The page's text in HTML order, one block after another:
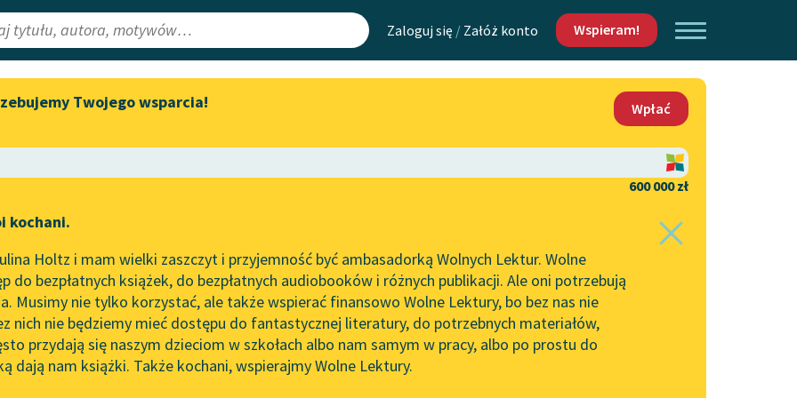
Zaloguj się / Załóż konto Wspieram!
Lektury
redakcyjne
Aktualności
Zapraszamy na spotkanie
literatury skandynawskiej
Wolne Lektury na 32.
Pol’and’Rock Festivalu
„Kochanek Lady Chatterley”
do słuchania na Wolnych
Lekturach
Nowy audiobook – „Marzenie
Mapa Wolnych Lektur
Leśmianator
API
OAI-PMH
Widget Wolnych Lektur
Kontakt
O projekcie
Zasady wykorzystania
Wolnych Lektur
Logotypy
Materiały promocyjne
Twojego wsparcia!
Wpłać
600 000 zł
kochani.
Holtz i mam wielki zaszczyt i przyjemność być ambasadorką Wolnych Lektur. Wolne
do bezpłatnych książek, do bezpłatnych audiobooków i różnych publikacji. Ale oni potrzebują
Musimy nie tylko korzystać, ale także wspierać finansowo Wolne Lektury, bo bez nas nie
nich nie będziemy mieć dostępu do fantastycznej literatury, do potrzebnych materiałów,
przydają się naszym dzieciom w szkołach albo nam samym w pracy, albo po prostu do
dają nam książki. Także kochani, wspierajmy Wolne Lektury.
Grabiński ✖ Powieść✖